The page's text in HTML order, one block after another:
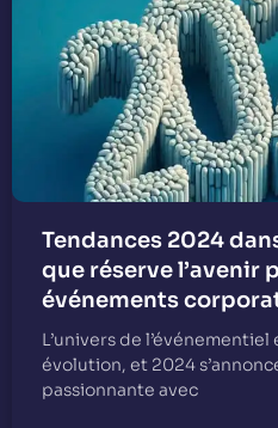
Tendances 2024
que réserve l’avenir
événements
L’univers de
évolution, et 2024
passionnante avec